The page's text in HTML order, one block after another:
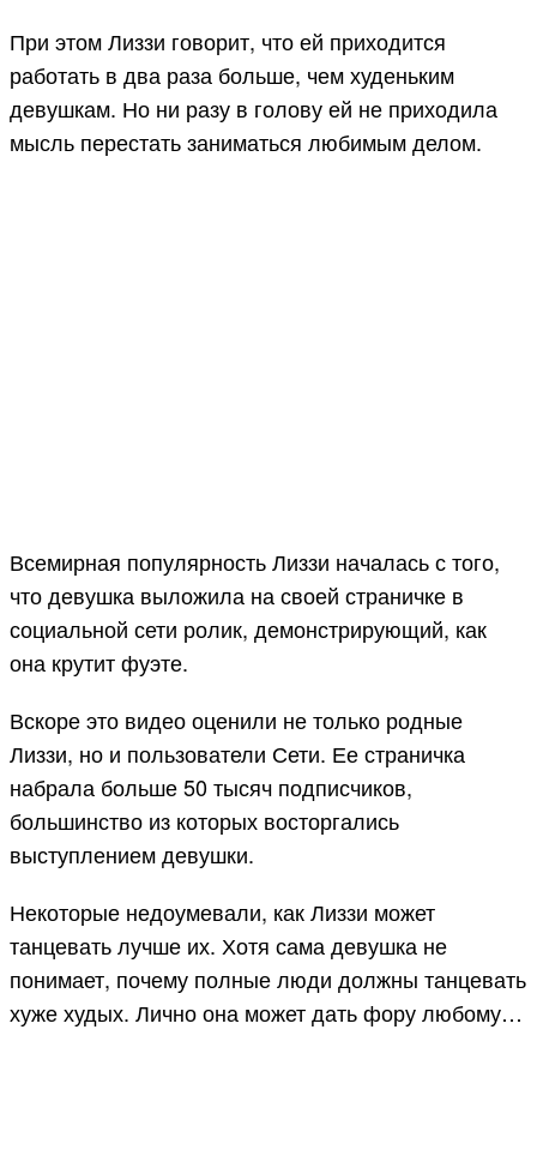
При этом Лиззи говорит, что ей приходится
работать в два раза больше, чем худеньким
девушкам. Но ни разу в голову ей не приходила
мысль перестать заниматься любимым делом.
Всемирная популярность Лиззи началась с того,
что девушка выложила на своей страничке в
социальной сети ролик, демонстрирующий, как
она крутит фуэте.
Вскоре это видео оценили не только родные
Лиззи, но и пользователи Сети. Ее страничка
набрала больше 50 тысяч подписчиков,
большинство из которых восторгались
выступлением девушки.
Некоторые недоумевали, как Лиззи может
танцевать лучше их. Хотя сама девушка не
понимает, почему полные люди должны танцевать
хуже худых. Лично она может дать фору любому…